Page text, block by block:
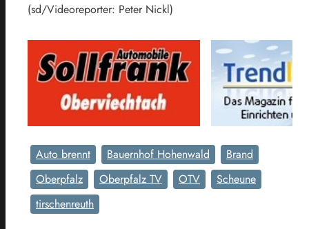
(sd/Videoreporter: Peter Nickl)
Auto brennt Bauernhof Hohenwald
Brand
Oberpfalz
Oberpfalz TV OTV
Scheune
tirschenreuth